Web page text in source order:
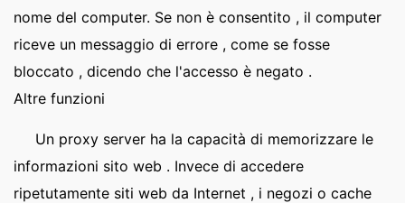
nome del computer. Se non è consentito , il computer
riceve un messaggio di errore , come se fosse
bloccato , dicendo che l'accesso è negato .
Altre funzioni
Un proxy server ha la capacità di memorizzare le
informazioni sito web . Invece di accedere
ripetutamente siti web da Internet , i negozi o cache